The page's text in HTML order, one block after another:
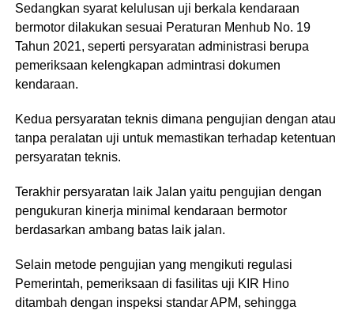
Sedangkan syarat kelulusan uji berkala kendaraan
bermotor dilakukan sesuai Peraturan Menhub No. 19
Tahun 2021, seperti persyaratan administrasi berupa
pemeriksaan kelengkapan admintrasi dokumen
kendaraan.
Kedua persyaratan teknis dimana pengujian dengan atau
tanpa peralatan uji untuk memastikan terhadap ketentuan
persyaratan teknis.
Terakhir persyaratan laik Jalan yaitu pengujian dengan
pengukuran kinerja minimal kendaraan bermotor
berdasarkan ambang batas laik jalan.
Selain metode pengujian yang mengikuti regulasi
Pemerintah, pemeriksaan di fasilitas uji KIR Hino
ditambah dengan inspeksi standar APM, sehingga